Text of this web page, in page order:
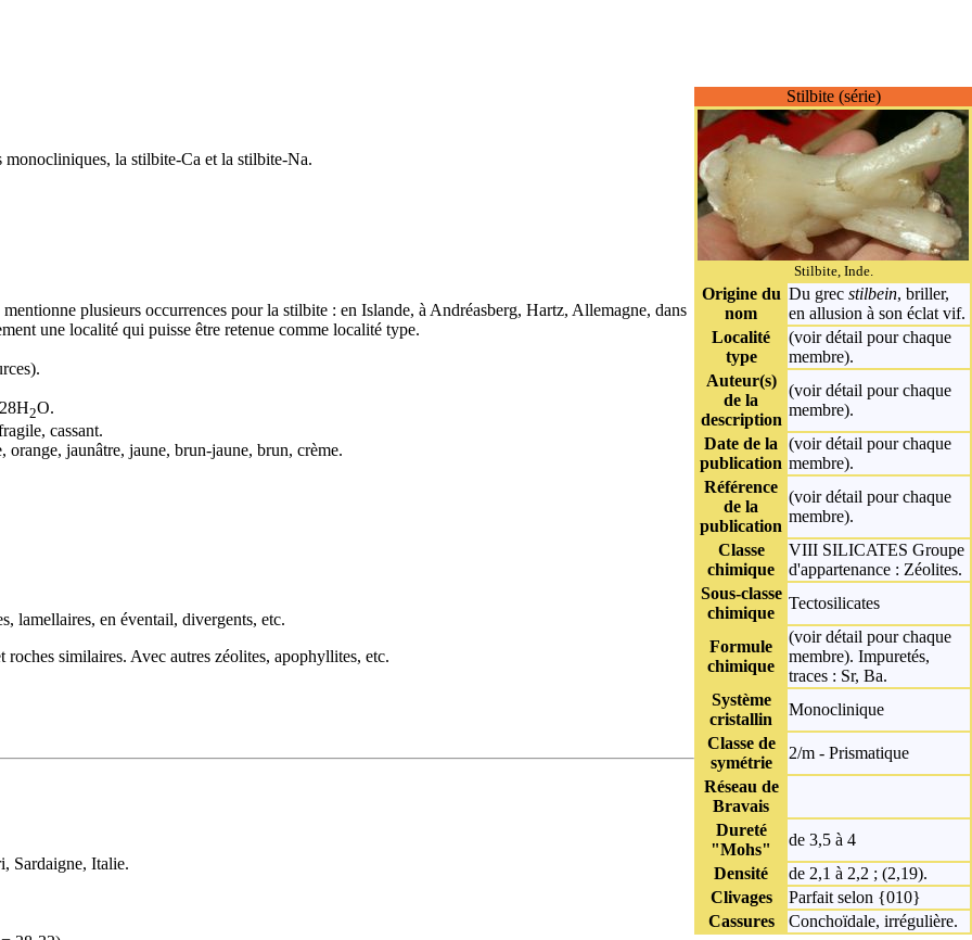
Stilbite (série)
Stilbite, Inde.
Origine du
nom
Du grec stilbein, briller,
en allusion à son éclat vif.
Localité
type
(voir détail pour chaque
membre).
Auteur(s)
de la
description
(voir détail pour chaque
membre).
Date de la
publication
(voir détail pour chaque
membre).
Référence
de la
publication
(voir détail pour chaque
membre).
Classe
chimique
VIII SILICATES Groupe
d'appartenance : Zéolites.
Sous-classe
chimique
Tectosilicates
Formule
chimique
(voir détail pour chaque
membre). Impuretés,
traces : Sr, Ba.
Système
cristallin
Monoclinique
Classe de
symétrie
2/m - Prismatique
Réseau de
Bravais
Dureté
"Mohs"
de 3,5 à 4
Densité
de 2,1 à 2,2 ; (2,19).
Clivages
Parfait selon {010}
Cassures
Conchoïdale, irrégulière.
monocliniques, la stilbite-Ca et la stilbite-Na.
mentionne plusieurs occurrences pour la stilbite : en Islande, à Andréasberg, Hartz, Allemagne, dans
une localité qui puisse être retenue comme localité type.
2O.
cassant.
jaunâtre, jaune, brun-jaune, brun, crème.
lamellaires, en éventail, divergents, etc.
roches similaires. Avec autres zéolites, apophyllites, etc.
Sardaigne, Italie.